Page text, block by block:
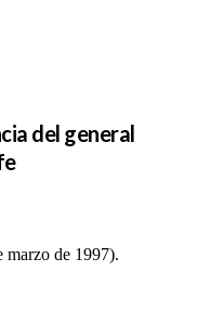
del general
marzo de 1997).